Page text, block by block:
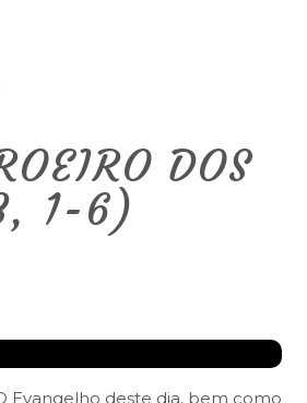
DOS
1-6)
Evangelho deste dia, bem como